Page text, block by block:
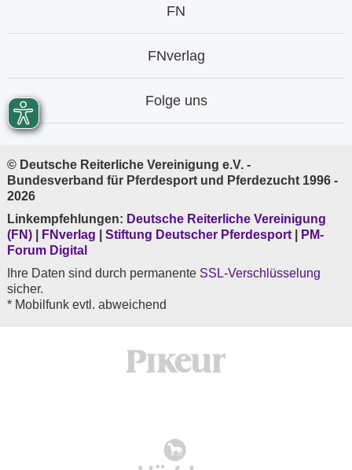
FN
FNverlag
Folge uns
© Deutsche Reiterliche Vereinigung e.V. -
Bundesverband für Pferdesport und Pferdezucht 1996 -
2026
Linkempfehlungen: Deutsche Reiterliche Vereinigung
(FN)
FNverlag Stiftung Deutscher Pferdesport
PM-
Forum Digital
Ihre Daten sind durch permanente SSL-Verschlüsselung
sicher.
* Mobilfunk evtl. abweichend